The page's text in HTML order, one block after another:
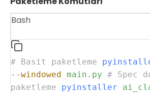
Bash
# Basit paketleme
--windowed
main.py # Spec
paketleme
pyinstaller